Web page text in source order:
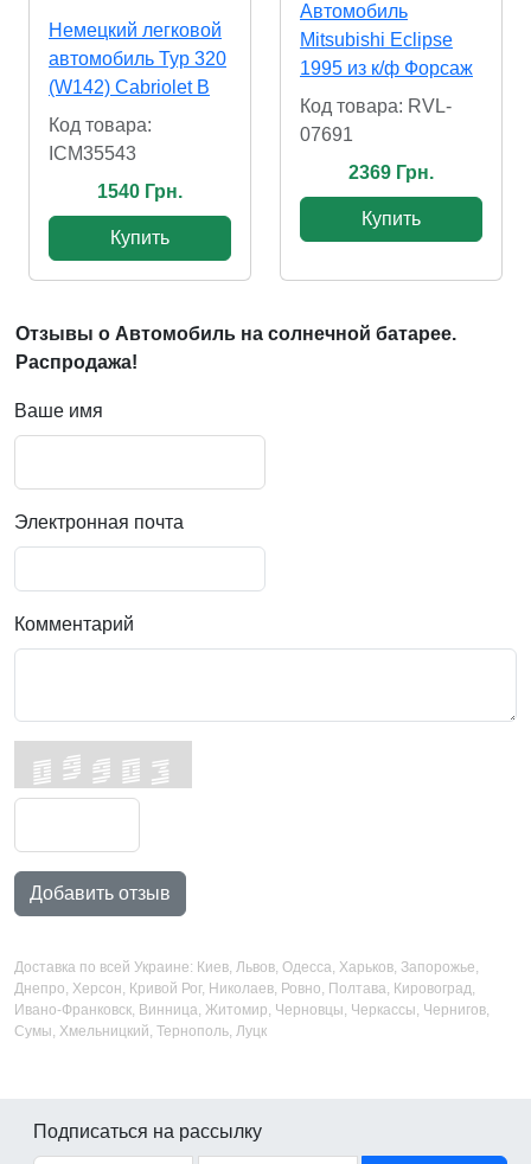
Немецкий легковой
автомобиль Typ 320
(W142) Cabriolet B
Код товара:
ICM35543
1540 Грн.
Купить
Автомобиль
Mitsubishi Eclipse
1995 из к/ф Форсаж
Код товара: RVL-
07691
2369 Грн.
Купить
Отзывы о Автомобиль на солнечной батарее.
Распродажа!
Ваше имя
Электронная почта
Комментарий
Добавить отзыв
Доставка по всей Украине: Киев, Львов, Одесса, Харьков, Запорожье,
Днепро, Херсон, Кривой Рог, Николаев, Ровно, Полтава, Кировоград,
Ивано-Франковск, Винница, Житомир, Черновцы, Черкассы, Чернигов,
Сумы, Хмельницкий, Тернополь, Луцк
Подписаться на рассылку